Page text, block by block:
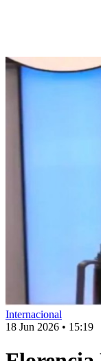
Internacional
18 Jun 2026 • 15:19